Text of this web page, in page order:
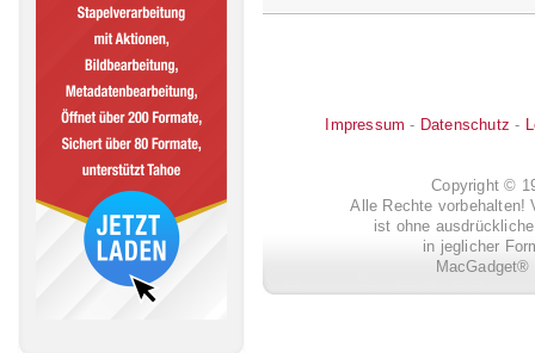
Impressum - Datenschutz -
Copyright ©
Alle Rechte vorbehalten!
ist ohne
in jeglicher
MacGadget®